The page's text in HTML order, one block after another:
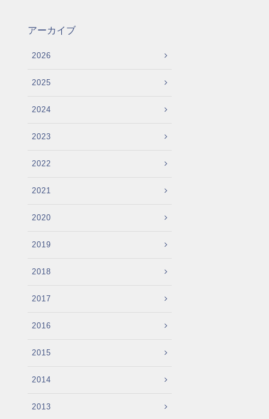
アーカイブ
2026
2025
2024
2023
2022
2021
2020
2019
2018
2017
2016
2015
2014
2013